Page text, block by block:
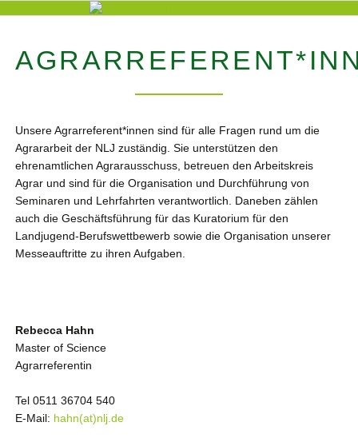
Unsere Agrarreferent*innen sind für alle Fragen rund um die
Agrararbeit der NLJ zuständig. Sie unterstützen den
ehrenamtlichen Agrarausschuss, betreuen den Arbeitskreis
Agrar und sind für die Organisation und Durchführung von
Seminaren und Lehrfahrten verantwortlich. Daneben zählen
auch die Geschäftsführung für das Kuratorium für den
Landjugend-Berufswettbewerb sowie die Organisation unserer
Messeauftritte zu ihren Aufgaben.
Rebecca Hahn
Master of Science
Agrarreferentin
Tel 0511 36704 540
E-Mail: hahn(at)nlj.de